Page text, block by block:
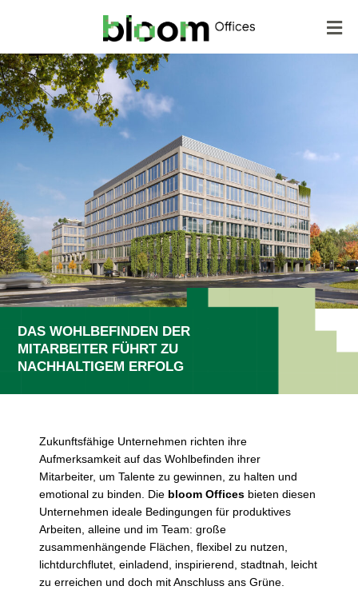
DAS WOHLBEFINDEN DER
MITARBEITER FÜHRT ZU
NACHHALTIGEM ERFOLG
Zukunftsfähige Unternehmen richten ihre
Aufmerksamkeit auf das Wohlbefinden ihrer
Mitarbeiter, um Talente zu gewinnen, zu halten und
emotional zu binden. Die bloom Offices bieten diesen
Unternehmen ideale Bedingungen für produktives
Arbeiten, alleine und im Team: große
zusammenhängende Flächen, flexibel zu nutzen,
lichtdurchflutet, einladend, inspirierend, stadtnah, leicht
zu erreichen und doch mit Anschluss ans Grüne.